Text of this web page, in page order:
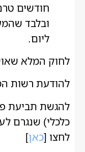
חודשים
ליום.
לחוק המלא
להודעת רשות
להגשת תביעת
כלכלי) שנגרם
לחצו [כאן]